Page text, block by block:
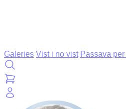
Galeries Vist i no vist Passava